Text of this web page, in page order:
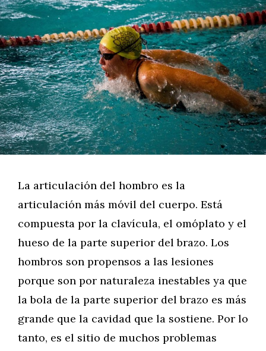
La articulación del hombro es la
articulación más móvil del cuerpo. Está
compuesta por la clavícula, el omóplato y el
hueso de la parte superior del brazo. Los
hombros son propensos a las lesiones
porque son por naturaleza inestables ya que
la bola de la parte superior del brazo es más
grande que la cavidad que la sostiene. Por lo
tanto, es el sitio de muchos problemas